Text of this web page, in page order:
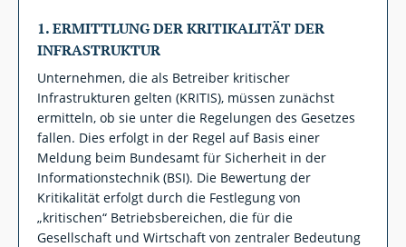
1.ERMITTLUNG DER KRITIKALITÄT DER
INFRASTRUKTUR
Unternehmen, die als Betreiber kritischer
Infrastrukturen gelten (KRITIS), müssen zunächst
ermitteln, ob sie unter die Regelungen des Gesetzes
fallen. Dies erfolgt in der Regel auf Basis einer
Meldung beim Bundesamt für Sicherheit in der
Informationstechnik (BSI). Die Bewertung der
Kritikalität erfolgt durch die Festlegung von
„kritischen“ Betriebsbereichen, die für die
Gesellschaft und Wirtschaft von zentraler Bedeutung